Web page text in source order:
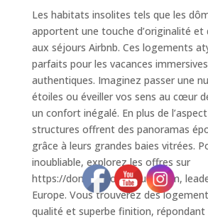
Les habitats insolites tels que les
apportent une touche d’originalité et
aux séjours Airbnb. Ces logements
parfaits pour les vacances
authentiques. Imaginez passer une
étoiles ou éveiller vos sens au cœur
un confort inégalé. En plus de
structures offrent des panoramas
grâce à leurs grandes baies vitrées.
inoubliable, explorez les offres sur
https://domesgeodesiques.com,
Europe. Vous trouverez des
qualité et superbe finition,